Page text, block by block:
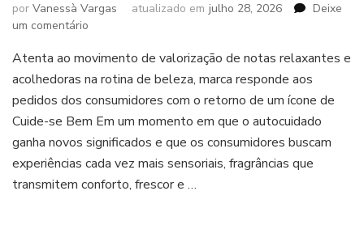
por Vanessà Vargas atualizado em julho 28, 2026
Deixe
um comentário
Boticário
acompanha
tendência
de
frescor
e
traz
Atenta ao movimento de valorização de notas relaxantes e
acolhedoras na rotina de beleza, marca responde aos
pedidos dos consumidores com o retorno de um ícone de
Cuide-se Bem Em um momento em que o autocuidado
ganha novos significados e que os consumidores buscam
experiências cada vez mais sensoriais, fragrâncias que
transmitem conforto, frescor e …